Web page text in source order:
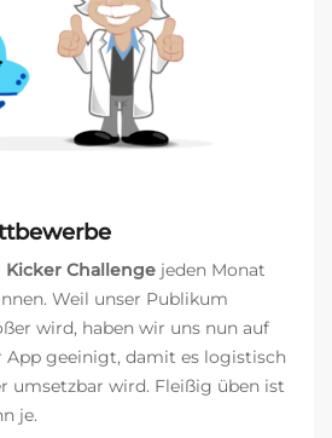
Kicker Challenge jeden Monat
Weil unser Publikum
wird, haben wir uns nun auf
App geeinigt, damit es logistisch
umsetzbar wird. Fleißig üben ist
je.